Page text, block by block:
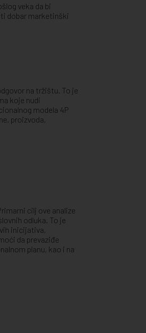
veka da bi
dobar marketinški
na tržištu. To je
koje nudi
modela 4P
proizvoda,
cilj ove analize
odluka. To je
inicijativa,
da prevaziđe
planu, kao i na